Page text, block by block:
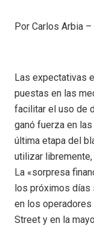
Por Carlos Arbia
Las expectativas
puestas en las
facilitar el uso de
ganó fuerza en
última etapa del
utilizar
La «sorpresa
los próximos días
en los operadores
Street y en la